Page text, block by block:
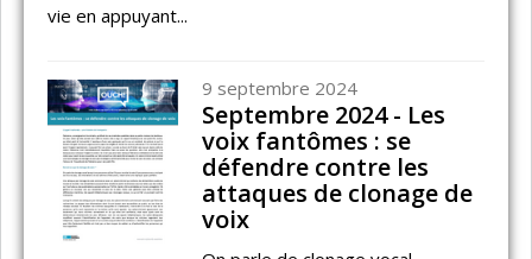
vie en appuyant...
9 septembre 2024
Septembre 2024 - Les
voix fantômes : se
défendre contre les
attaques de clonage de
voix